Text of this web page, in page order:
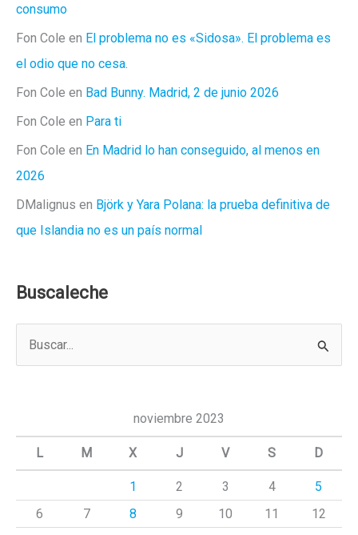
consumo
Fon Cole en El problema no es «Sidosa». El problema es
el odio que no cesa.
Fon Cole en Bad Bunny. Madrid, 2 de junio 2026
Fon Cole en Para ti
Fon Cole en En Madrid lo han conseguido, al menos en
2026
DMalignus en Björk y Yara Polana: la prueba definitiva de
que Islandia no es un país normal
Buscaleche
a
noviembre 2023
L M X J V S D
1 2 3 4
5
6
7 8 9 10 11
12